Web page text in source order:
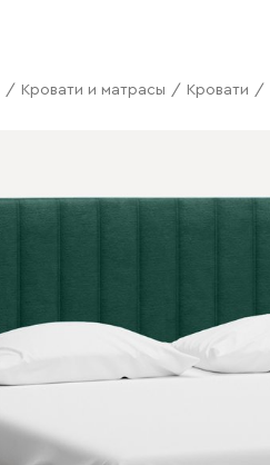
/ Кровати и матрасы / Кровати /